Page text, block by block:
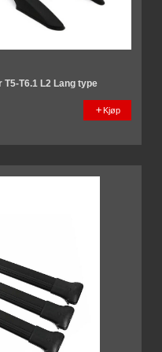
T6.1 L2 Lang type
Kjøp